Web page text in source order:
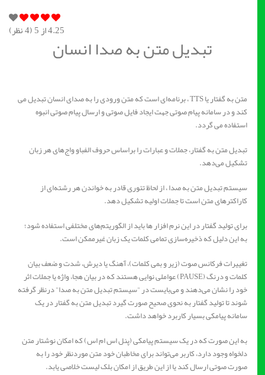
4.25از 5 ( 4نظر)
تبدیل متن به صدا انسان
متن به گفتار یا TTS ، برنامه‌ای است که متن ورودی را به صدای انسان تبدیل می
کند و در سامانه پیام صوتی جهت ایجاد فایل صوتی و ارسال پیام صوتی انبوه
استفاده می گردد.
تبدیل متن به گفتار، جملات و عبارات را براساس حروف الفباو واج‌های هر زبان
تشکیل می‌دهد.
سیستم تبدیل متن به صدا ، از لحاظ تئوری قادر به خواندن هر رشته‌ای از
کاراکترهای متن است تا جملات اولیه تشکیل دهد.
برای تولید گفتار در این نرم افزار ها باید از الگوریتم‌های مختلفی استفاده شود؛
به این دلیل که ذخیره‌سازی تمامی کلمات یک زبان غیرممکن است.
تغییرات فرکانس صوت (زیر و بمی کلمات)، آهنگ یا دیرش، شدت و ضعف بیان
کلمات و درنگ (PAUSE) عواملی نوایی هستند که در بیان هجا، واژه یا جملات اثر
خود را نشان می‌دهند و می‌بایست در "سیستم تبدیل متن به صدا" درنظر گرفته
شوند تا تولید گفتار به نحوی صحیح صورت گیرد تبدیل متن به گفتار در یک
سامانه پیامکی بسیار کاربرد خواهد داشت.
به این صورت که در یک سیستم پیامکی (پنل اس ام اس) که امکان نوشتار متن
دلخواه وجود دارد، کاربر می‌تواند برای مخاطبان خود متن موردنظر خود را به
صورت صوتی ارسال کند یا از این طریق از امکان بلک لیست خلاصی یابد.